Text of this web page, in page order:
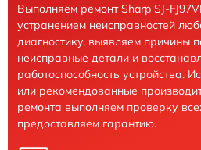
Выполняем ремонт Sharp SJ-
устранением неисправностей
диагностику, выявляем причины
неисправные детали и
работоспособность устройства.
или рекомендованные
ремонта выполняем проверку
предоставляем гарантию.